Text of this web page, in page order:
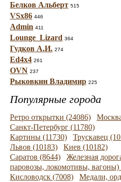
Белков Альберт 515
VSx86 446
Admin 411
Lounge_Lizard 364
Гудков А.И. 274
Ed4x4 261
OVN 237
Рыковкин Владимир 225
Популярные города
Ретро открытки (24086)
Санкт-Петербург (11780)
Картины (11730)
Трускавец
Львов (10183)
Киев (10182)
Саратов (8644)
Железная
паровозы, локомотивы, вагоны)
Кисловодск (7008)
Медали,